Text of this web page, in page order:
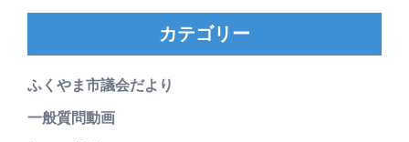
カテゴリー
ふくやま市議会だより
一般質問動画